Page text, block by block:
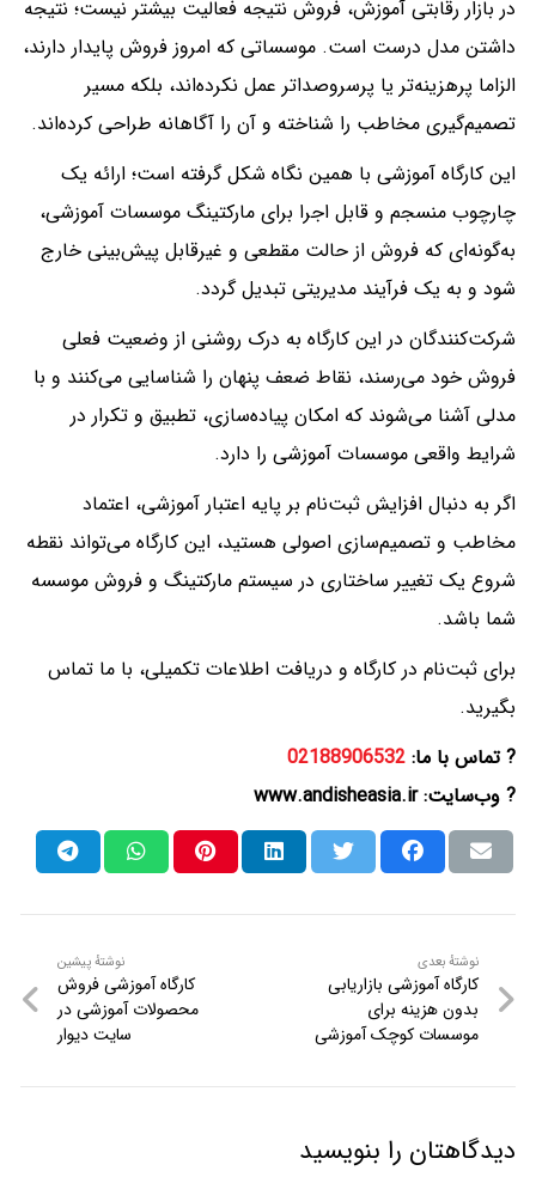
در بازار رقابتی آموزش، فروش نتیجه فعالیت بیشتر نیست؛ نتیجه
داشتن مدل درست است. موسساتی که امروز فروش پایدار دارند،
الزاما پرهزینه‌تر یا پرسر‌وصدا‌تر عمل نکرده‌اند، بلکه مسیر
تصمیم‌گیری مخاطب را شناخته و آن را آگاهانه طراحی کرده‌اند.
این کارگاه آموزشی با همین نگاه شکل گرفته است؛ ارائه یک
چارچوب منسجم و قابل اجرا برای مارکتینگ موسسات آموزشی،
به‌گونه‌ای که فروش از حالت مقطعی و غیرقابل پیش‌بینی خارج
شود و به یک فرآیند مدیریتی تبدیل گردد.
شرکت‌کنندگان در این کارگاه به درک روشنی از وضعیت فعلی
فروش خود می‌رسند، نقاط ضعف پنهان را شناسایی می‌کنند و با
مدلی آشنا می‌شوند که امکان پیاده‌سازی، تطبیق و تکرار در
شرایط واقعی موسسات آموزشی را دارد.
اگر به دنبال افزایش ثبت‌نام بر پایه اعتبار آموزشی، اعتماد
مخاطب و تصمیم‌سازی اصولی هستید، این کارگاه می‌تواند نقطه
شروع یک تغییر ساختاری در سیستم مارکتینگ و فروش موسسه
شما باشد.
برای ثبت‌نام در کارگاه و دریافت اطلاعات تکمیلی، با ما تماس
بگیرید.
? تماس با ما: 02188906532
? وب‌سایت:www.andisheasia.ir
راهبری
نوشته
نوشتهٔ پیشین
پیشینکارگاه آموزشی فروش
محصولات آموزشی در
سایت دیوار
نوشتهٔ بعدی
نوشتهٔ
بعدی
کارگاه آموزشی بازاریابی
بدون هزینه برای
موسسات کوچک آموزشی
دیدگاهتان را بنویسید